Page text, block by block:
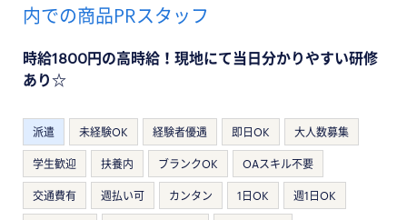
内での商品PRスタッフ
時給1800円の高時給！現地にて当日分かりやすい研修
あり☆
派遣 未経験OK 経験者優遇 即日OK 大人数募集
学生歓迎 扶養内 ブランクOK OAスキル不要
交通費有 週払い可 カンタン 1日OK 週1日OK